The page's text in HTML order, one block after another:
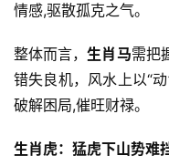
情感,驱散孤克之气。
整体而言，生肖马需把
错失良机，风水上以“
破解困局,催旺财禄。
生肖虎：猛虎下山势难